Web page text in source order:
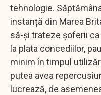
tehnologie.
instanță din Marea
să-și trateze șoferii ca
la plata concediilor,
minim în timpul
putea avea
lucrează, de